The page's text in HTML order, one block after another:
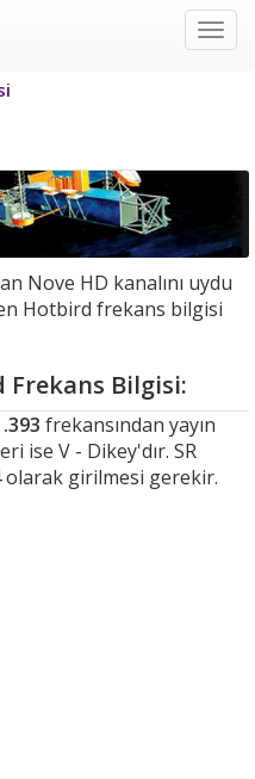
Uydu
Nove HD kanalını uydu
Hotbird frekans bilgisi
Frekans Bilgisi:
frekansından yayın
ise V - Dikey'dır. SR
olarak girilmesi gerekir.